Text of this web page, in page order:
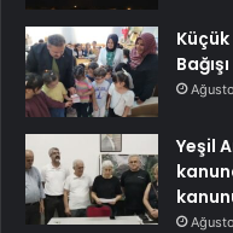
Bağışı
Yeşil